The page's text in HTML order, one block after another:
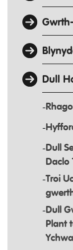
Dull
Dull
Daclo
Troi
Dull
Plant